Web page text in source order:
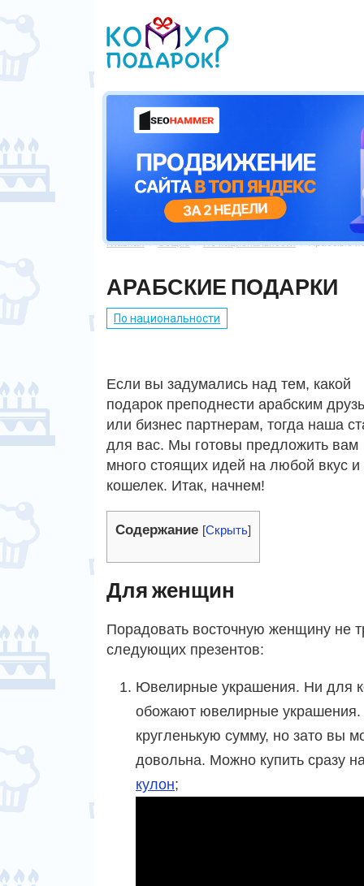
Главная  Общие  По национальности  Арабские
АРАБСКИЕ ПОДАРКИ
По национальности
Если вы задумались над тем, какой
подарок преподнести арабским
или бизнес партнерам, тогда наша
для вас. Мы готовы предложить вам
много стоящих идей на любой вкус и
кошелек. Итак, начнем!
Содержание [Скрыть]
Для женщин
Порадовать восточную женщину не
следующих презентов:
Ювелирные украшения. Ни для
обожают ювелирные украшения.
кругленькую сумму, но зато вы
довольна. Можно купить сразу
кулон;